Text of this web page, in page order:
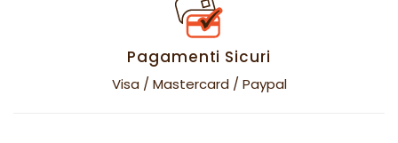
Pagamenti Sicuri
Visa / Mastercard / Paypal